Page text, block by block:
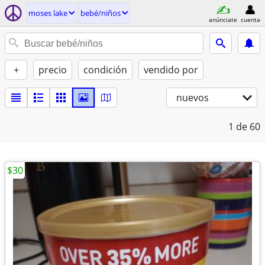
moses lake bebé/niños
anúnciate cuenta
+ precio condición vendido por
nuevos
1 de 60
$30